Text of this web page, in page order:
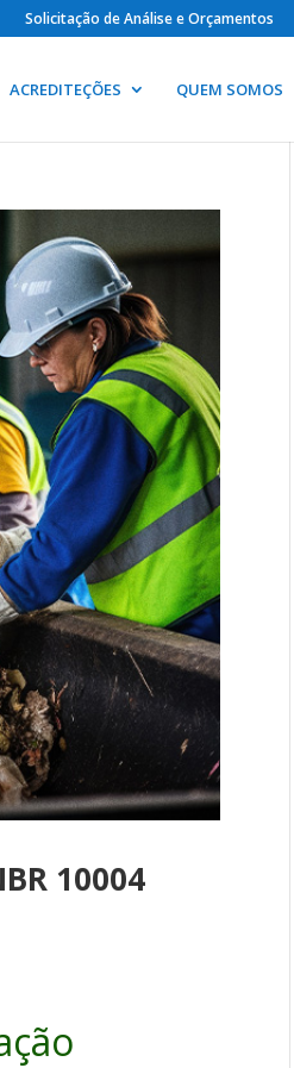
Solicitação de Análise e Orçamentos
ACREDITEÇÕES QUEM SOMOS
10004